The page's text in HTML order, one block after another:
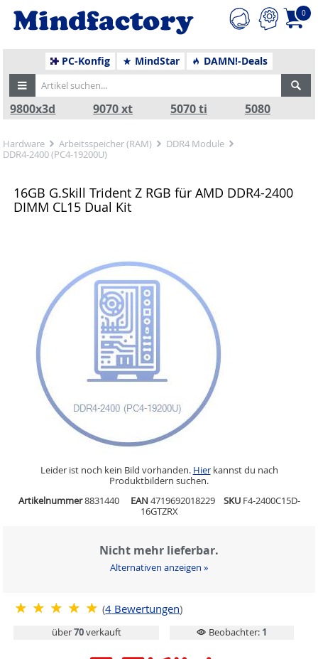
0
PC-Konfig MindStar DAMN!-Deals
9800x3d 9070 xt 5070 ti 5080
Hardware Arbeitsspeicher (RAM)
DDR4 Module
DDR4-2400 (PC4-19200U)
16GB G.Skill Trident Z RGB für AMD DDR4-2400
DIMM CL15 Dual Kit
Leider ist noch kein Bild vorhanden. Hierkannst du nach
Produktbildern suchen.
Artikelnummer8831440 EAN 4719692018229 SKU F4-2400C15D-
16GTZRX
Nicht mehr lieferbar.
Alternativen anzeigen »
(4 Bewertungen)
über70verkauft Beobachter: 1